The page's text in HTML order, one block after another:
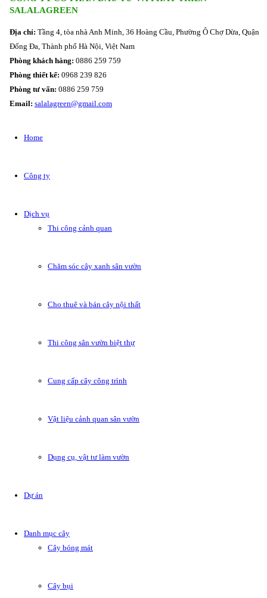
SALALAGREEN
Địa chỉ: Tầng 4, tòa nhà Anh Minh, 36 Hoàng Cầu, Phường Ô Chợ Dừa, Quận
Đống Đa, Thành phố Hà Nội, Việt Nam
Phòng khách hàng: 0886 259 759
Phòng thiết kế: 0968 239 826
Phòng tư vấn: 0886 259 759
Email: salalagreen@gmail.com
Home
Công ty
Dịch vụ
Thi công cảnh quan
Chăm sóc cây xanh sân vườn
Cho thuê và bán cây nội thất
Thi công sân vườn biệt thự
Cung cấp cây công trình
Vật liệu cảnh quan sân vườn
Dụng cụ, vật tư làm vườn
Dự án
Danh mục cây
Cây bóng mát
Cây bụi